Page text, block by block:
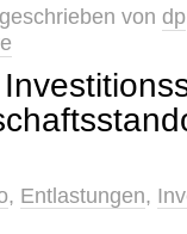
von dp
, Entlastungen,